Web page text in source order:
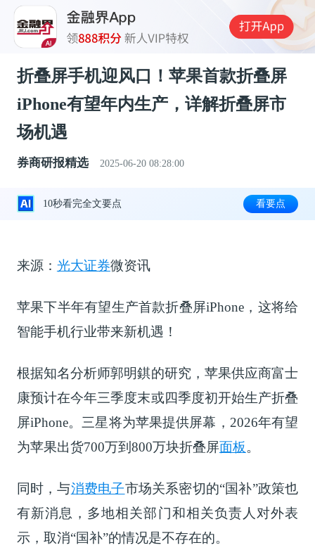
折叠屏手机迎风口！苹果首款折叠屏
iPhone有望年内生产，详解折叠屏市
场机遇
券商研报精选 2025-06-20 08:28:00
10秒看完全文要点 看要点
来源： 光大证券微资讯
苹果下半年有望生产首款折叠屏iPhone，这将给
智能手机行业带来新机遇！
根据知名分析师郭明錤的研究，苹果供应商富士
康预计在今年三季度末或四季度初开始生产折叠
屏iPhone。三星将为苹果提供屏幕，2026年有望
为苹果出货700万到800万块折叠屏面板。
同时，与消费电子市场关系密切的“国补”政策也
有新消息，多地相关部门和相关负责人对外表
示，取消“国补”的情况是不存在的。